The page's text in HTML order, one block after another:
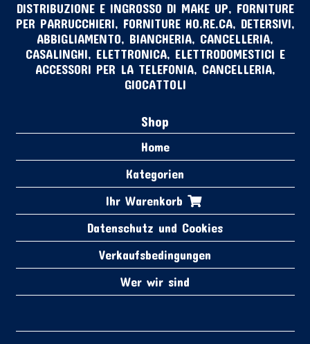
DISTRIBUZIONE E INGROSSO DI MAKE UP, FORNITURE
PER PARRUCCHIERI, FORNITURE HO.RE.CA, DETERSIVI,
ABBIGLIAMENTO, BIANCHERIA, CANCELLERIA,
CASALINGHI, ELETTRONICA, ELETTRODOMESTICI E
ACCESSORI PER LA TELEFONIA, CANCELLERIA,
GIOCATTOLI
Shop
Home
Kategorien
Ihr Warenkorb
Datenschutz und Cookies
Verkaufsbedingungen
Wer wir sind